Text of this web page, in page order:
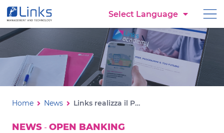
Torna alla homepage
Vai al menu di navigazione
Vai ai contenuti
Select Language
Links realizza il Portale
Ti trovi in:
Home News Links realizza il Portale Beneficiari Puglia Sviluppo per i finanziamenti agevolati.
NEWS - OPEN BANKING